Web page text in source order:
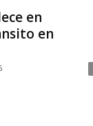
en
en